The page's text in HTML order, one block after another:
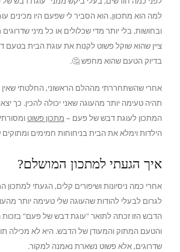
למה הוא מתכוון, הוא הסביר לי שפעם היו מכינים
ובחושות, בלי יותר מדי שכלולים או כל מיני
ציין שהוא שוקל פשוט לקנות את עוגת הבית בטעם
בדיוק הטעם שהוא מחפש 🤔.
אחרי שהשתחררתי מההלם הראשוני, החלטתי
תהיה טעימה יותר מהעוגה שאני יכולה להכין. כך
המתכון לעוגת דבש של פעם – מתכון פשוט
הילדות וימלא את הבית בניחוחות חמימים
איך הגעתי למתכון המושלם?
אחרי כמה ניסיונות ושיפורים קלים, הגעתי
לגרום לבעלי להודות שהעוגה שלי טעימה יותר
הדבש הזו זכתה לתואר "עוגת דבש של פעם" בזכות
והטעם המתוק והמעודן של הדבש. היא לא מכילה
שדרוגים, אלא פשוט נשארת נאמנה למקור.